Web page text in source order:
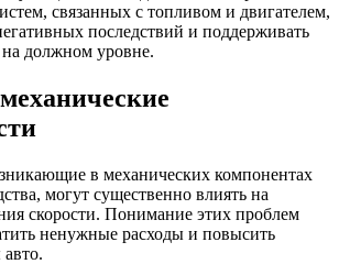
связанных с топливом и двигателем,
последствий и поддерживать
должном уровне.
в механических компонентах
могут существенно влиять на
скорости. Понимание этих проблем
ненужные расходы и повысить